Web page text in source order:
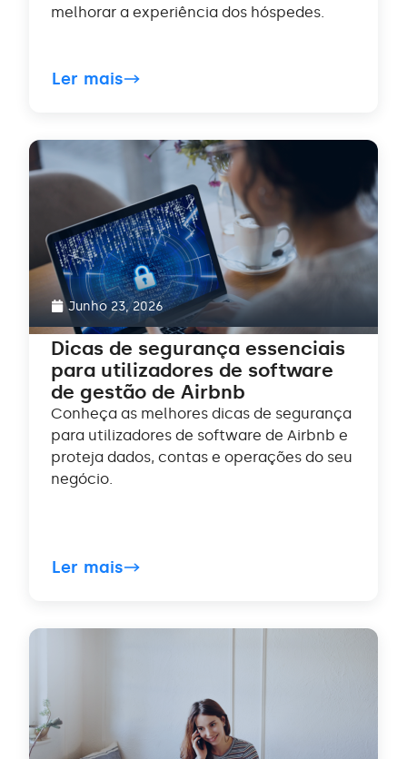
melhorar a experiência dos hóspedes.
Ler mais
Junho 23, 2026
Dicas de segurança essenciais
para utilizadores de software
de gestão de Airbnb
Conheça as melhores dicas de segurança
para utilizadores de software de Airbnb e
proteja dados, contas e operações do seu
negócio.
Ler mais